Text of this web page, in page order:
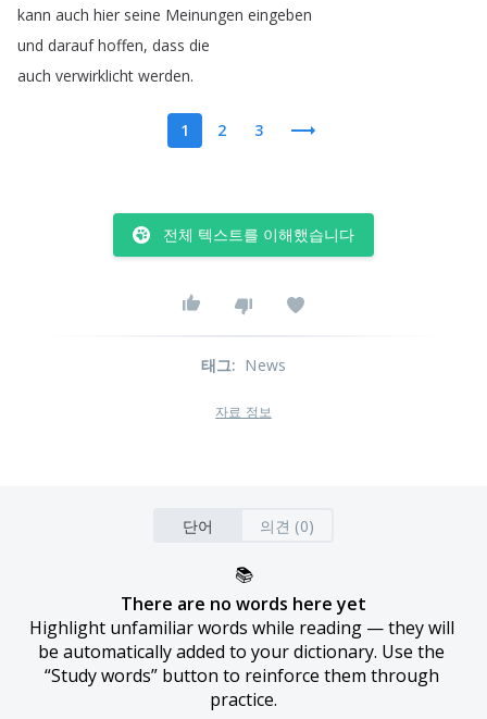
kann auch hier seine Meinungen eingeben
und darauf hoffen, dass die
auch verwirklicht werden.
1 2 3
전체 텍스트를 이해했습니다
태그: News
자료 정보
단어 의견 (0)
📚
There are no words here yet
Highlight unfamiliar words while reading — they will
be automatically added to your dictionary. Use the
“Study words” button to reinforce them through
practice.